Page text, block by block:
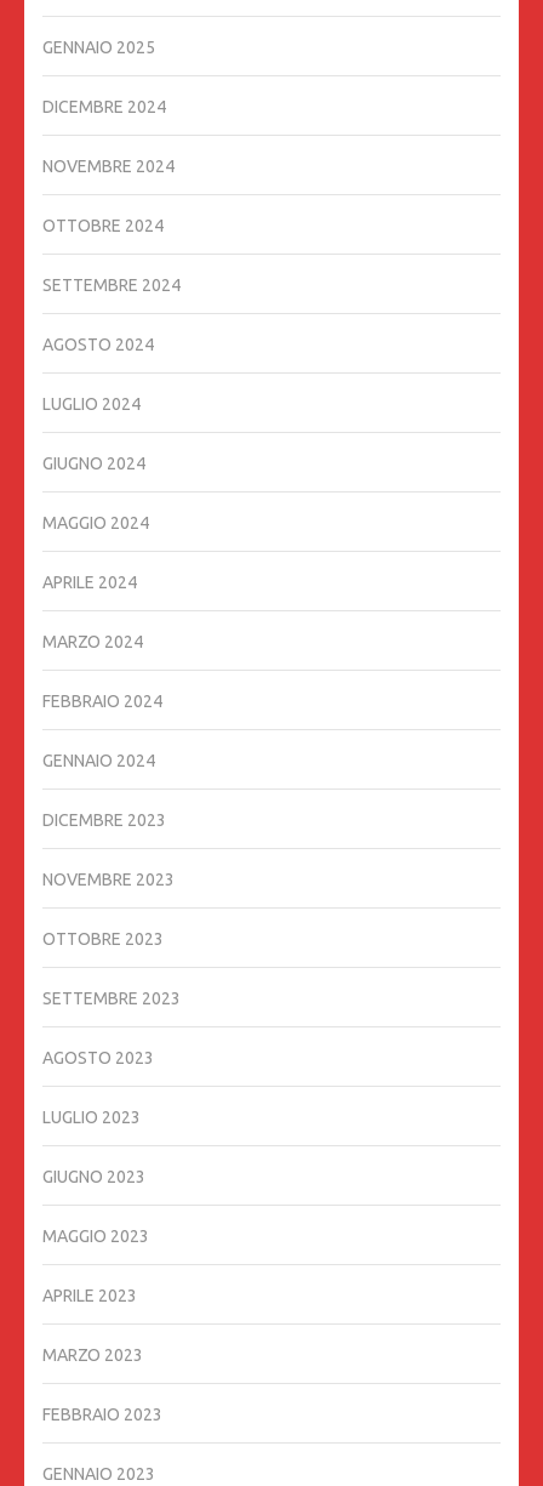
GENNAIO 2025
DICEMBRE 2024
NOVEMBRE 2024
OTTOBRE 2024
SETTEMBRE 2024
AGOSTO 2024
LUGLIO 2024
GIUGNO 2024
MAGGIO 2024
APRILE 2024
MARZO 2024
FEBBRAIO 2024
GENNAIO 2024
DICEMBRE 2023
NOVEMBRE 2023
OTTOBRE 2023
SETTEMBRE 2023
AGOSTO 2023
LUGLIO 2023
GIUGNO 2023
MAGGIO 2023
APRILE 2023
MARZO 2023
FEBBRAIO 2023
GENNAIO 2023